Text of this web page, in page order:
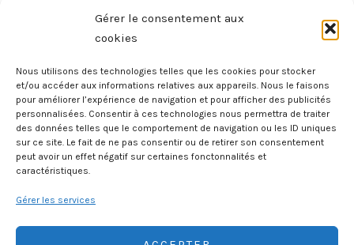
Gérer le consentement aux
cookies
Nous utilisons des technologies telles que les cookies pour stocker
et/ou accéder aux informations relatives aux appareils. Nous le faisons
pour améliorer l’expérience de navigation et pour afficher des publicités
personnalisées. Consentir à ces technologies nous permettra de traiter
des données telles que le comportement de navigation ou les ID uniques
sur ce site. Le fait de ne pas consentir ou de retirer son consentement
peut avoir un effet négatif sur certaines fonctonnalités et
caractéristiques.
Gérer les services
L’homme Au Sang Bleu
8 août 2026